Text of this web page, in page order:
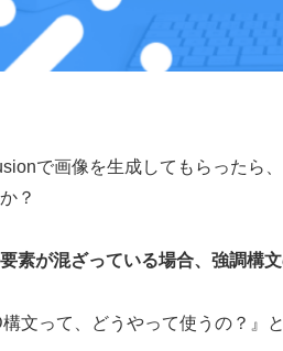
で画像を生成してもらったら
？
素が混ざっている場合、強調構
文って、どうやって使うの？』